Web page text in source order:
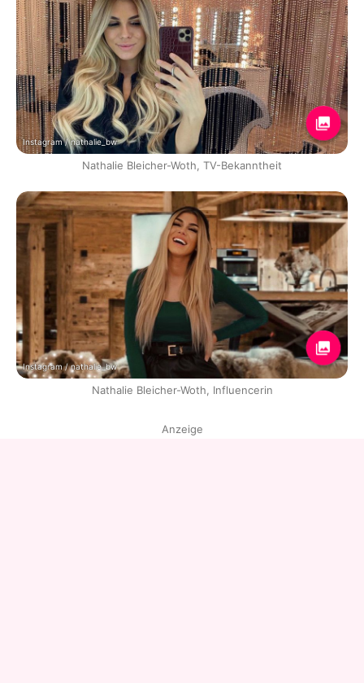
Instagram / nathalie_bw
Nathalie Bleicher-Woth, TV-Bekanntheit
Instagram / nathalie_bw
Nathalie Bleicher-Woth, Influencerin
Anzeige